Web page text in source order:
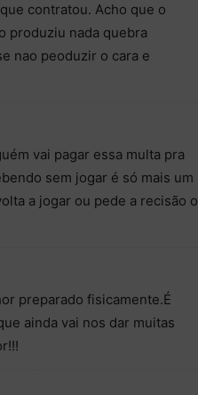
contratou. Acho que o
produziu nada quebra
nao peoduzir o cara e
vai pagar essa multa pra
sem jogar é só mais um
a jogar ou pede a recisão o
preparado fisicamente.É
ainda vai nos dar muitas